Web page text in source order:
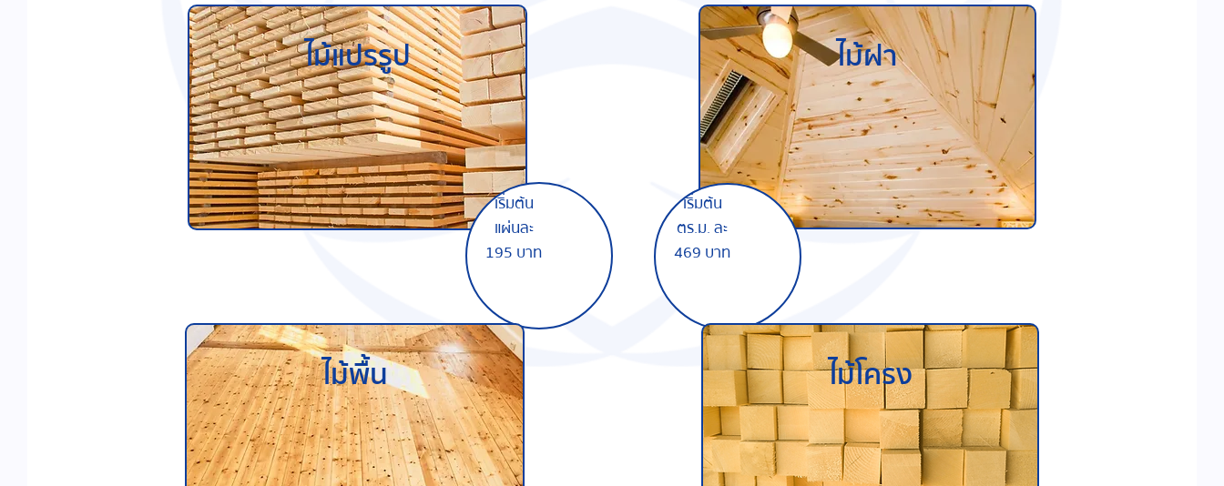
เริ่มต้น
แผ่นละ
195 บาท
ไม้แปรรูป
เริ่มต้น
ตร.ม. ละ
469 บาท
ไม้ฝา
ไม้พื้น ไม้โครง